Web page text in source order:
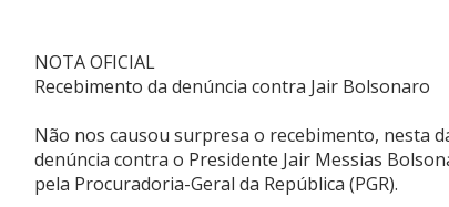
NOTA OFICIAL
Recebimento da denúncia contra Jair Bolsonaro
Não nos causou surpresa o recebimento, nesta
denúncia contra o Presidente Jair Messias
pela Procuradoria-Geral da República (PGR).